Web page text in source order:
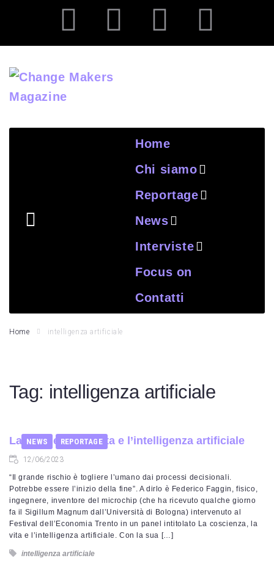
Home
Chi siamo
Reportage
News
Interviste
Focus on
Contatti
Home intelligenza artificiale
Tag: intelligenza artificiale
NEWS REPORTAGE
La coscienza, la vita e l’intelligenza artificiale
12/06/2023
“Il grande rischio è togliere l’umano dai processi decisionali.
Potrebbe essere l’inizio della fine”. A dirlo è Federico Faggin, fisico,
ingegnere, inventore del microchip (che ha ricevuto qualche giorno
fa il Sigillum Magnum dall’Università di Bologna) intervenuto al
Festival dell’Economia Trento in un panel intitolato La coscienza, la
vita e l’intelligenza artificiale. Con la sua […]
intelligenza artificiale